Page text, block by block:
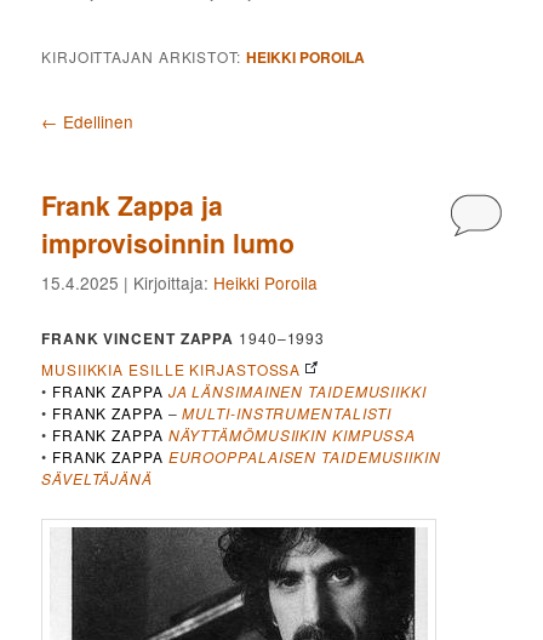
KIRJOITTAJAN ARKISTOT: HEIKKI POROILA
Artikkelien selaus
← Edellinen
Frank Zappa ja
improvisoinnin lumo
15.4.2025 | Kirjoittaja: Heikki Poroila
FRANK VINCENT ZAPPA 1940–1993
MUSIIKKIA ESILLE KIRJASTOSSA
• FRANK ZAPPA JA LÄNSIMAINEN TAIDEMUSIIKKI
• FRANK ZAPPA –MULTI-INSTRUMENTALISTI
• FRANK ZAPPA NÄYTTÄMÖMUSIIKIN KIMPUSSA
• FRANK ZAPPA EUROOPPALAISEN TAIDEMUSIIKIN
SÄVELTÄJÄNÄ